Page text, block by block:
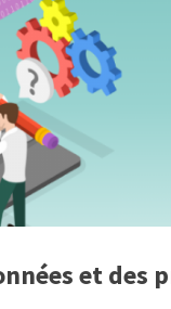
et des